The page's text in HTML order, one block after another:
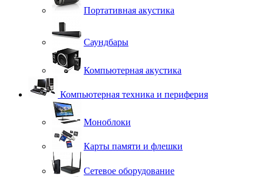
Портативная акустика
Саундбары
Компьютерная акустика
Компьютерная техника и периферия
Моноблоки
Карты памяти и флешки
Сетевое оборудование